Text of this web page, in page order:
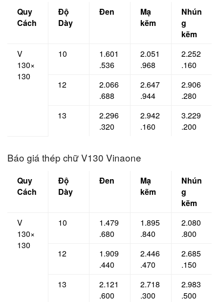
Quy
Cách
Độ
Dày
Đen
Mạ
kẽm
Nhún
g
kẽm
V
130×
130
10
1.601
.536
2.051
.968
2.252
.160
12
2.066
.688
2.647
.944
2.906
.280
13
2.296
.320
2.942
.160
3.229
.200
Báo giá thép chữ V130 Vinaone
Quy
Cách
Độ
Dày
Đen
Mạ
kẽm
Nhún
g
kẽm
V
130×
130
10
1.479
.680
1.895
.840
2.080
.800
12
1.909
.440
2.446
.470
2.685
.150
13
2.121
.600
2.718
.300
2.983
.500